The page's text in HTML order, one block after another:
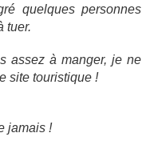
quelques personnes
tuer.
assez à manger, je ne
site touristique !
jamais !